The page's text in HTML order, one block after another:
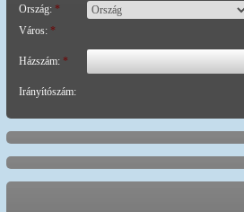
Ország: *
Város: *
Házszám: *
Irányítószám: